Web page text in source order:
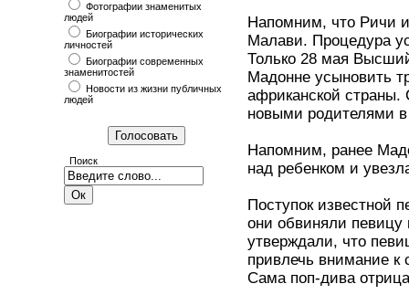
Фотографии знаменитых
людей
Биографии исторических
личностей
Биографии современных
знаменитостей
Новости из жизни публичных
людей
Поиск
Напомним, что Ричи
Малави. Процедура
Только 28 мая
Мадонне усыновить
африканской
новыми родителями
Напомним, ранее
над ребенком и
Поступок известной
они обвиняли певицу
утверждали, что
привлечь внимание к
Сама поп-дива